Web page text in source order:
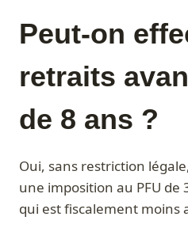
Peut-on
retraits
de 8 ans ?
Oui, sans restriction
une imposition au PFU de
qui est fiscalement moins